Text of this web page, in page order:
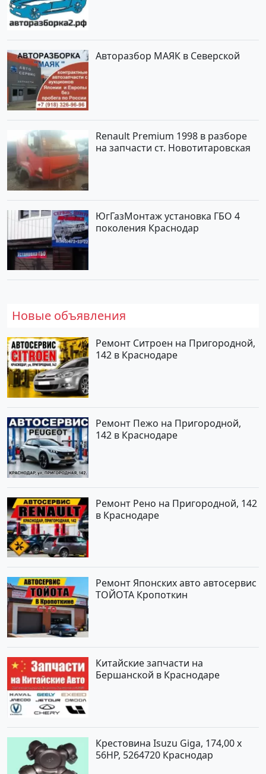
Авторазбор МАЯК в Северской
Renault Premium 1998 в разборе
на запчасти ст. Новотитаровская
ЮгГазМонтаж установка ГБО 4
поколения Краснодар
Новые объявления
Ремонт Ситроен на Пригородной,
142 в Краснодаре
Ремонт Пежо на Пригородной,
142 в Краснодаре
Ремонт Рено на Пригородной, 142
в Краснодаре
Ремонт Японских авто автосервис
ТОЙОТА Кропоткин
Китайские запчасти на
Бершанской в Краснодаре
Крестовина Isuzu Giga, 174,00 x
56HP, 5264720 Краснодар